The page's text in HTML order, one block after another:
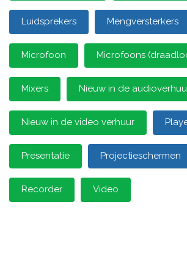
Luidsprekers Mengversterkers
Microfoon Microfoons
Mixers Nieuw in de
Nieuw in de video verhuur
Presentatie Projectieschermen
Recorder Video